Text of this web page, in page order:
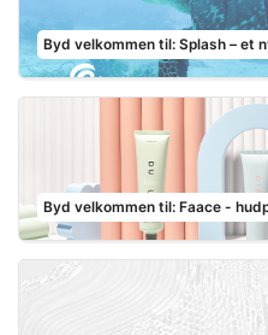
Byd velkommen til: Splash – et
Byd velkommen til: Faace -